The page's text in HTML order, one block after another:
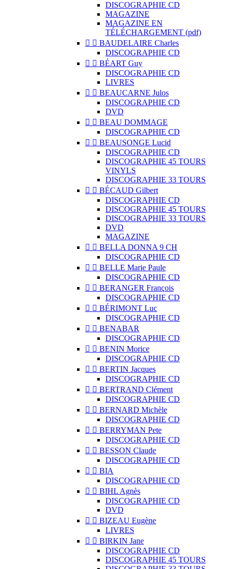
DISCOGRAPHIE CD
MAGAZINE
MAGAZINE EN
TÉLÉCHARGEMENT (pdf)
  BAUDELAIRE Charles
DISCOGRAPHIE CD
  BÉART Guy
DISCOGRAPHIE CD
LIVRES
  BEAUCARNE Julos
DISCOGRAPHIE CD
DVD
  BEAU DOMMAGE
DISCOGRAPHIE CD
  BEAUSONGE Lucid
DISCOGRAPHIE CD
DISCOGRAPHIE 45 TOURS
VINYLS
DISCOGRAPHIE 33 TOURS
  BÉCAUD Gilbert
DISCOGRAPHIE CD
DISCOGRAPHIE 45 TOURS
DISCOGRAPHIE 33 TOURS
DVD
MAGAZINE
  BELLA DONNA 9 CH
DISCOGRAPHIE CD
  BELLE Marie Paule
DISCOGRAPHIE CD
  BERANGER François
DISCOGRAPHIE CD
  BÉRIMONT Luc
DISCOGRAPHIE CD
  BENABAR
DISCOGRAPHIE CD
  BENIN Morice
DISCOGRAPHIE CD
  BERTIN Jacques
DISCOGRAPHIE CD
  BERTRAND Clément
DISCOGRAPHIE CD
  BERNARD Michèle
DISCOGRAPHIE CD
  BERRYMAN Pete
DISCOGRAPHIE CD
  BESSON Claude
DISCOGRAPHIE CD
  BIA
DISCOGRAPHIE CD
  BIHL Agnès
DISCOGRAPHIE CD
DVD
  BIZEAU Eugène
LIVRES
  BIRKIN Jane
DISCOGRAPHIE CD
DISCOGRAPHIE 45 TOURS